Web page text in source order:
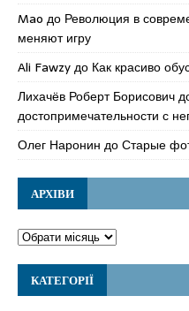
Mao до Революция в
меняют игру
Ali Fawzyдо Как красиво
Лихачёв Роберт Борисович
достопримечательности с
Олег Наронин доСтарые
АРХІВИ
КАТЕГОРІЇ